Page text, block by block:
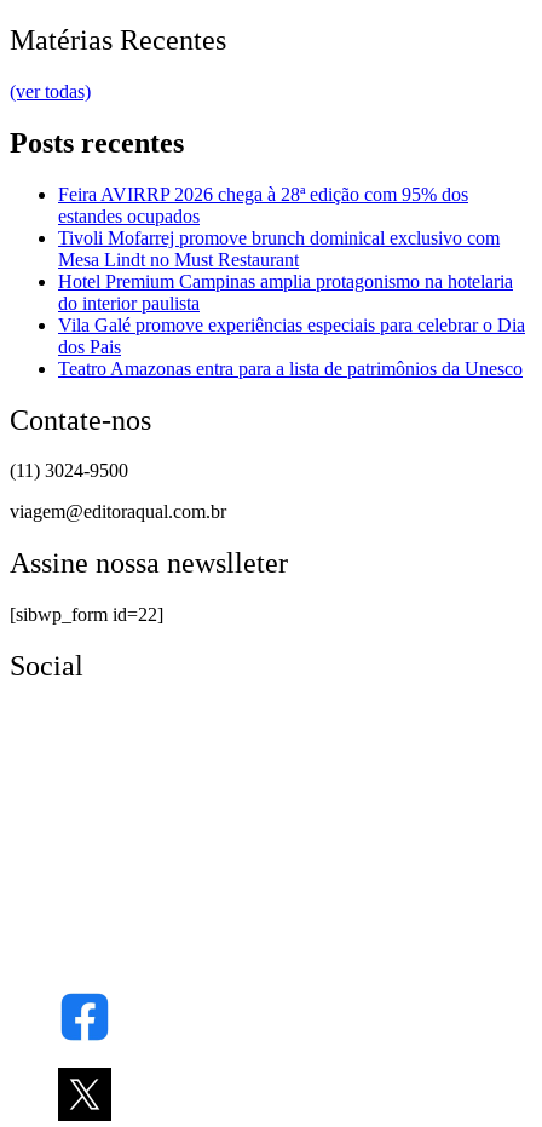
Matérias Recentes
(ver todas)
Posts recentes
Feira AVIRRP 2026 chega à 28ª edição com 95% dos
estandes ocupados
Tivoli Mofarrej promove brunch dominical exclusivo com
Mesa Lindt no Must Restaurant
Hotel Premium Campinas amplia protagonismo na hotelaria
do interior paulista
Vila Galé promove experiências especiais para celebrar o Dia
dos Pais
Teatro Amazonas entra para a lista de patrimônios da Unesco
Contate-nos
(11) 3024-9500
viagem@editoraqual.com.br
Assine nossa newslleter
[sibwp_form id=22]
Social